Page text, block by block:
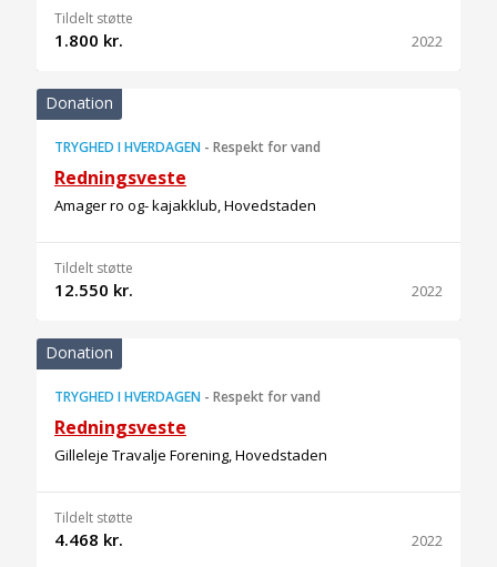
Tildelt støtte
1.800 kr. 2022
Donation
TRYGHED I HVERDAGEN - Respekt for vand
Redningsveste
Amager ro og- kajakklub, Hovedstaden
Tildelt støtte
12.550 kr. 2022
Donation
TRYGHED I HVERDAGEN - Respekt for vand
Redningsveste
Gilleleje Travalje Forening, Hovedstaden
Tildelt støtte
4.468 kr. 2022